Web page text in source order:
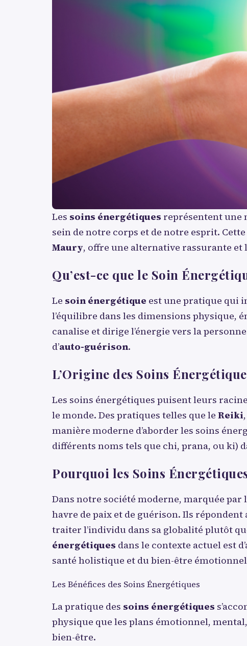
Les soins énergétiques représentent une
sein de notre corps et de notre esprit.
Maury, offre une alternative rassurante
Qu’est-ce que le Soin
Le soin énergétique est une pratique qui
l’équilibre dans les dimensions physique,
canalise et dirige l’énergie vers la
d’auto-guérison.
L’Origine des Soins
Les soins énergétiques puisent leurs
le monde. Des pratiques telles que le Reiki
manière moderne d’aborder les soins
différents noms tels que chi, prana, ou ki)
Pourquoi les Soins
Dans notre société moderne, marquée
havre de paix et de guérison. Ils
traiter l’individu dans sa globalité plutôt
énergétiques dans le contexte actuel est
santé holistique et du bien-être
Les Bénéfices des Soins Énergétiques
La pratique des soins énergétiques
physique que les plans émotionnel,
bien-être.